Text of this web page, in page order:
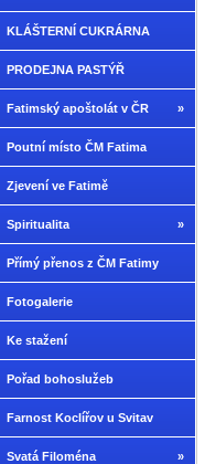
KLÁŠTERNÍ CUKRÁRNA
PRODEJNA PASTÝŘ
»
Fatimský apoštolát v ČR
Poutní místo ČM Fatima
Zjevení ve Fatimě
»
Spiritualita
Přímý přenos z ČM Fatimy
Fotogalerie
Ke stažení
Pořad bohoslužeb
Farnost Koclířov u Svitav
»
Svatá Filoména